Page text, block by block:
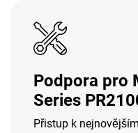
Podpora pro
Series
Přistup k